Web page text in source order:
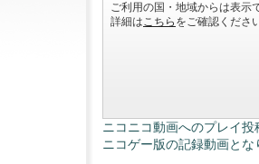
ニコニコ動画へのプレイ
ニコゲー版の記録動画とな